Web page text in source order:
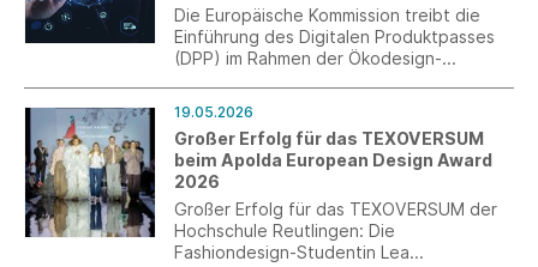
Die Europäische Kommission treibt die
Einführung des Digitalen Produktpasses
(DPP) im Rahmen der Ökodesign-
Beteiligungsprozesse auf EU- und
nationaler Ebene, bei denen Ihre
Rückmeldungen gefragt sind.
19.05.2026
Großer Erfolg für das TEXOVERSUM
beim Apolda European Design Award
2026
Großer Erfolg für das TEXOVERSUM der
Hochschule Reutlingen: Die
Fashiondesign-Studentin Lea